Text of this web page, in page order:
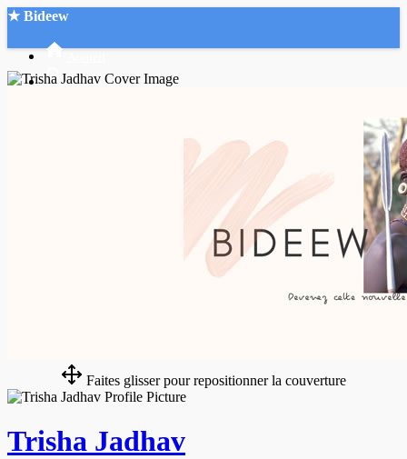
★ Bideew
Faites glisser pour repositionner la couverture
Trisha Jadhav